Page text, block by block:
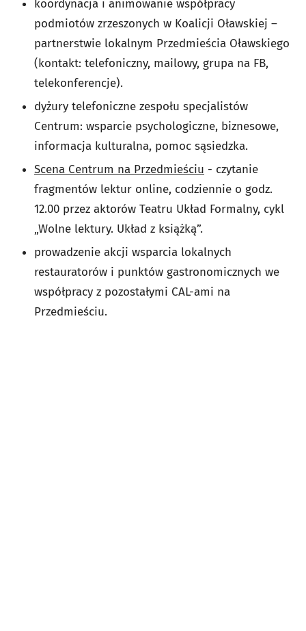
koordynacja i animowanie współpracy
podmiotów zrzeszonych w Koalicji Oławskiej –
partnerstwie lokalnym Przedmieścia Oławskiego
(kontakt: telefoniczny, mailowy, grupa na FB,
telekonferencje).
dyżury telefoniczne zespołu specjalistów
Centrum: wsparcie psychologiczne, biznesowe,
informacja kulturalna, pomoc sąsiedzka.
Scena Centrum na Przedmieściu - czytanie
fragmentów lektur online, codziennie o godz.
12.00 przez aktorów Teatru Układ Formalny, cykl
„Wolne lektury. Układ z książką”.
prowadzenie akcji wsparcia lokalnych
restauratorów i punktów gastronomicznych we
współpracy z pozostałymi CAL-ami na
Przedmieściu.